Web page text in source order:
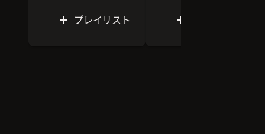
プレイリスト